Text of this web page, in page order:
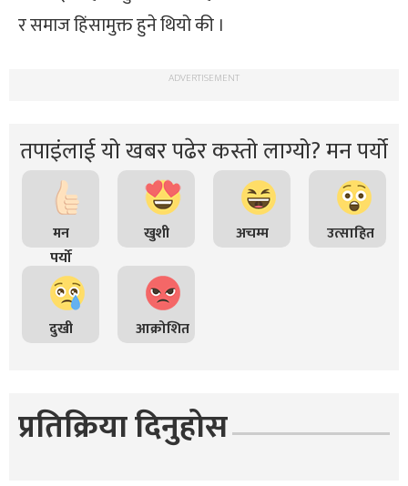
र समाज हिंसामुक्त हुने थियो की ।
ADVERTISEMENT
तपाइंलाई यो खबर पढेर कस्तो लाग्यो? मन पर्यो
मन
पर्यो
खुशी अचम्म उत्साहित
दुखी आक्रोशित
प्रतिक्रिया दिनुहोस